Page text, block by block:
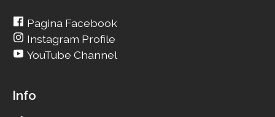
Pagina Facebook
Instagram Profile
YouTube Channel
Info